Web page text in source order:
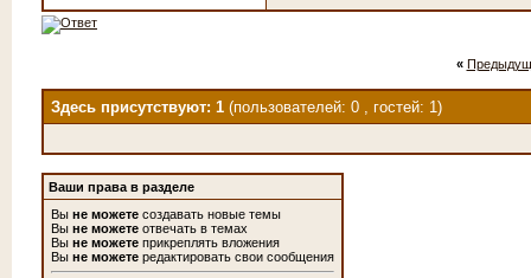
«
Здесь присутствуют: 1 (пользователей: 0 , гостей: 1)
Ваши права в разделе
Вы не можете создавать новые темы
Вы не можете отвечать в темах
Вы не можете прикреплять вложения
Вы не можете редактировать свои сообщения